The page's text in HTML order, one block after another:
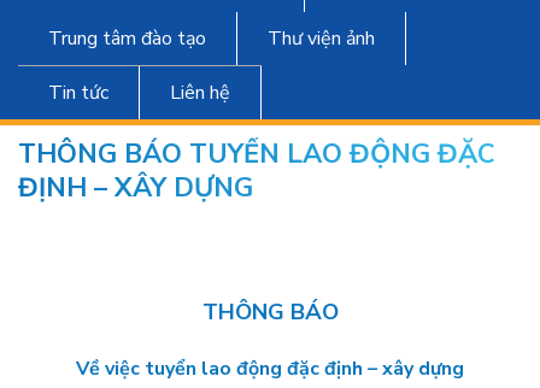
Trung tâm đào tạo
Thư viện ảnh
Tin tức Liên hệ
THÔNG BÁO TUYỂN LAO ĐỘNG ĐẶC
ĐỊNH – XÂY DỰNG
THÔNG BÁO
Về việc tuyển lao động đặc định – xây dựng